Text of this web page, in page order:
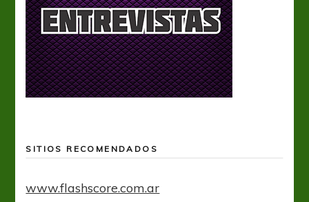
SITIOS RECOMENDADOS
www.flashscore.com.ar